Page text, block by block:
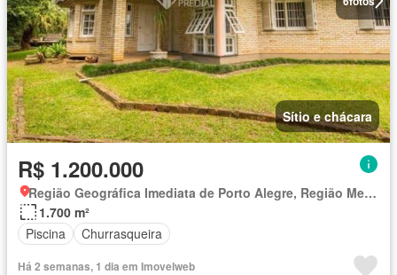
Sítio e chácara
R$ 1.200.000
Região Geográfica Imediata de Porto Alegre, Região Metropolitana de Porto Alegre
1.700 m²
Piscina
Churrasqueira
Há 2 semanas, 1 dia em Imovelweb